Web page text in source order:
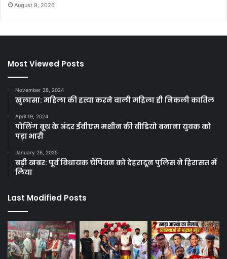
August 9, 2026
Most Viewed Posts
November 28, 2024
खुलासा: महिला की हत्या करने वाली महिला ही निकली कातिल
April 19, 2024
पोलिंग बूथ के अंदर ईवीएम मशीन की वीडियो बनाना युवक को
पड़ा भारी
January 26, 2025
बड़ी खबर: पूर्व विधायक चैंपियन को देहरादून पुलिस ने हिरासत में
लिया
Last Modified Posts